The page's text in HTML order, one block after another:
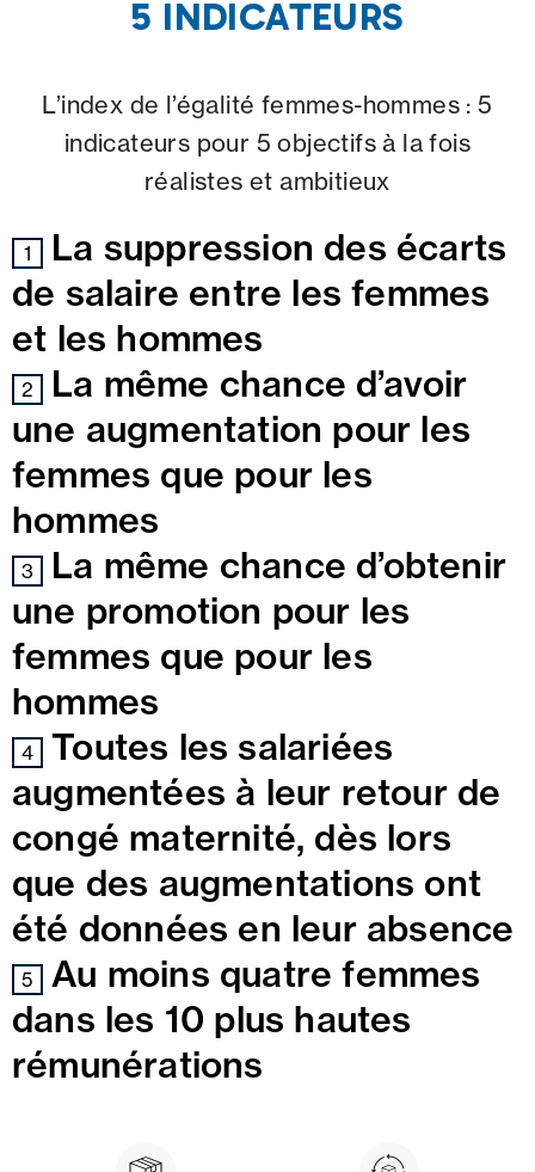
5 INDICATEURS
L’index de l’égalité femmes-hommes : 5
indicateurs pour 5 objectifs à la fois
réalistes et ambitieux
1
La suppression des écarts
de salaire entre les femmes
et les hommes
2
La même chance d’avoir
une augmentation pour les
femmes que pour les
hommes
3
La même chance d’obtenir
une promotion pour les
femmes que pour les
hommes
4
Toutes les salariées
augmentées à leur retour de
congé maternité, dès lors
que des augmentations ont
été données en leur absence
5
Au moins quatre femmes
dans les 10 plus hautes
rémunérations